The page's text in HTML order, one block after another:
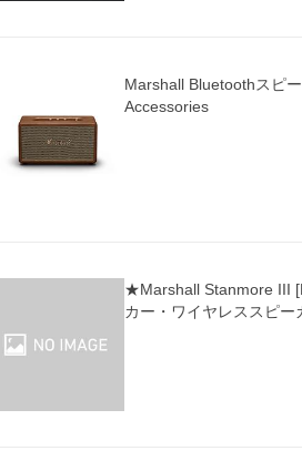
Marshall Bluetoothスピ
Accessories
★Marshall Stanmore III
カー・ワイヤレススピー